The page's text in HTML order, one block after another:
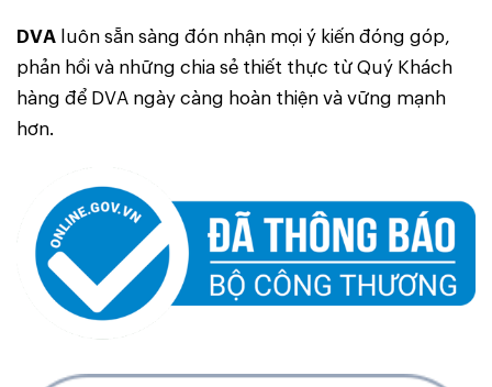
DVA luôn sẵn sàng đón nhận mọi ý kiến đóng góp,
phản hồi và những chia sẻ thiết thực từ Quý Khách
hàng để DVA ngày càng hoàn thiện và vững mạnh
hơn.